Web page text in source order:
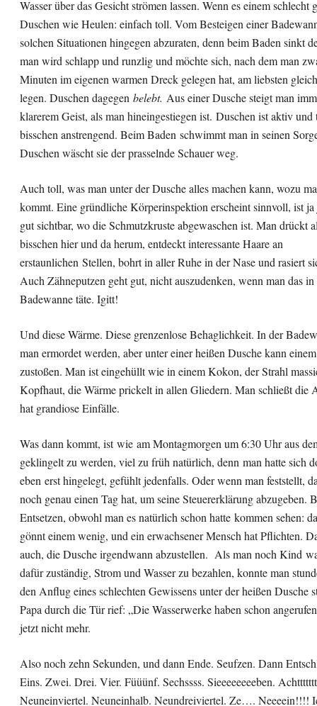
Wasser über das Gesicht strömen lassen. Wenn es einem schlecht
Duschen wie Heulen: einfach toll. Vom Besteigen einer
solchen Situationen hingegen abzuraten, denn beim Baden sinkt
man wird schlapp und runzlig und möchte sich, nach dem man
Minuten im eigenen warmen Dreck gelegen hat, am liebsten
legen. Duschen dagegen belebt. Aus einer Dusche steigt man
klarerem Geist, als man hineingestiegen ist. Duschen ist aktiv
bisschen anstrengend. Beim Baden schwimmt man in seinen
Duschen wäscht sie der prasselnde Schauer weg.
Auch toll, was man unter der Dusche alles machen kann, wozu
kommt. Eine gründliche Körperinspektion erscheint sinnvoll, ist ja
gut sichtbar, wo die Schmutzkruste abgewaschen ist. Man drückt
bisschen hier und da herum, entdeckt interessante Haare an
erstaunlichen Stellen, bohrt in aller Ruhe in der Nase und rasiert
Auch Zähneputzen geht gut, nicht auszudenken, wenn man das in
Badewanne täte. Igitt!
Und diese Wärme. Diese grenzenlose Behaglichkeit. In der
man ermordet werden, aber unter einer heißen Dusche kann
zustoßen. Man ist eingehüllt wie in einem Kokon, der Strahl
Kopfhaut, die Wärme prickelt in allen Gliedern. Man schließt die
hat grandiose Einfälle.
Was dann kommt, ist wie am Montagmorgen um 6:30 Uhr aus
geklingelt zu werden, viel zu früh natürlich, denn man hatte sich
eben erst hingelegt, gefühlt jedenfalls. Oder wenn man feststellt,
noch genau einen Tag hat, um seine Steuererklärung abzugeben.
Entsetzen, obwohl man es natürlich schon hatte kommen sehen:
gönnt einem wenig, und ein erwachsener Mensch hat Pflichten.
auch, die Dusche irgendwann abzustellen. Als man noch Kind
dafür zuständig, Strom und Wasser zu bezahlen, konnte man
den Anflug eines schlechten Gewissens unter der heißen Dusche
Papa durch die Tür rief: „Die Wasserwerke haben schon
jetzt nicht mehr.
Also noch zehn Sekunden, und dann Ende. Seufzen. Dann
Eins. Zwei. Drei. Vier. Füüünf. Sechssss. Sieeeeeeeeben.
Neuneinviertel. Neuneinhalb. Neundreiviertel. Ze…. Neeeein!!!!